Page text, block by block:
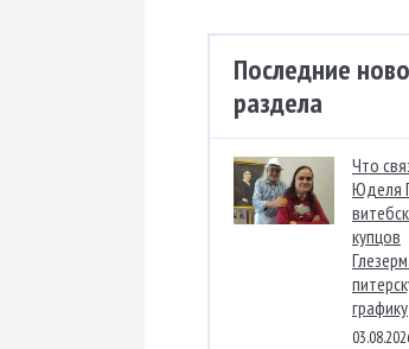
Последние
раздела
Что
Юделя
купцов
графику